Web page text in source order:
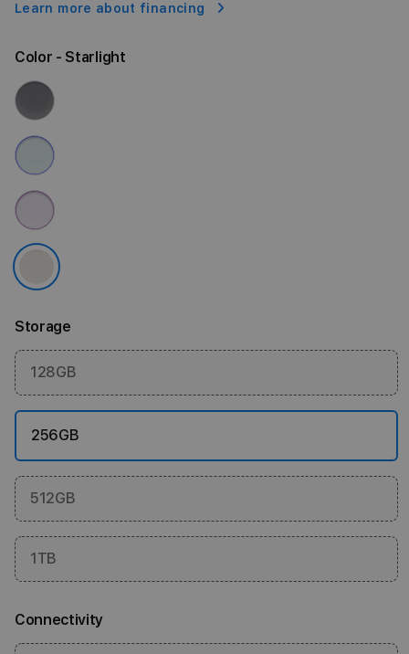
Learn more about financing
Color - Starlight
Storage
128GB
256GB
512GB
1TB
Connectivity